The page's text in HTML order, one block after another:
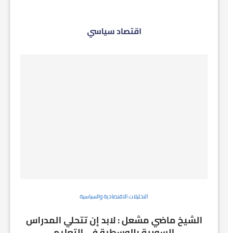
اقتصاد سياسي
التحليلات الاقتصادية والسياسية
الشيخ ماضي مشعل : لابد إن تتحلي المدراس